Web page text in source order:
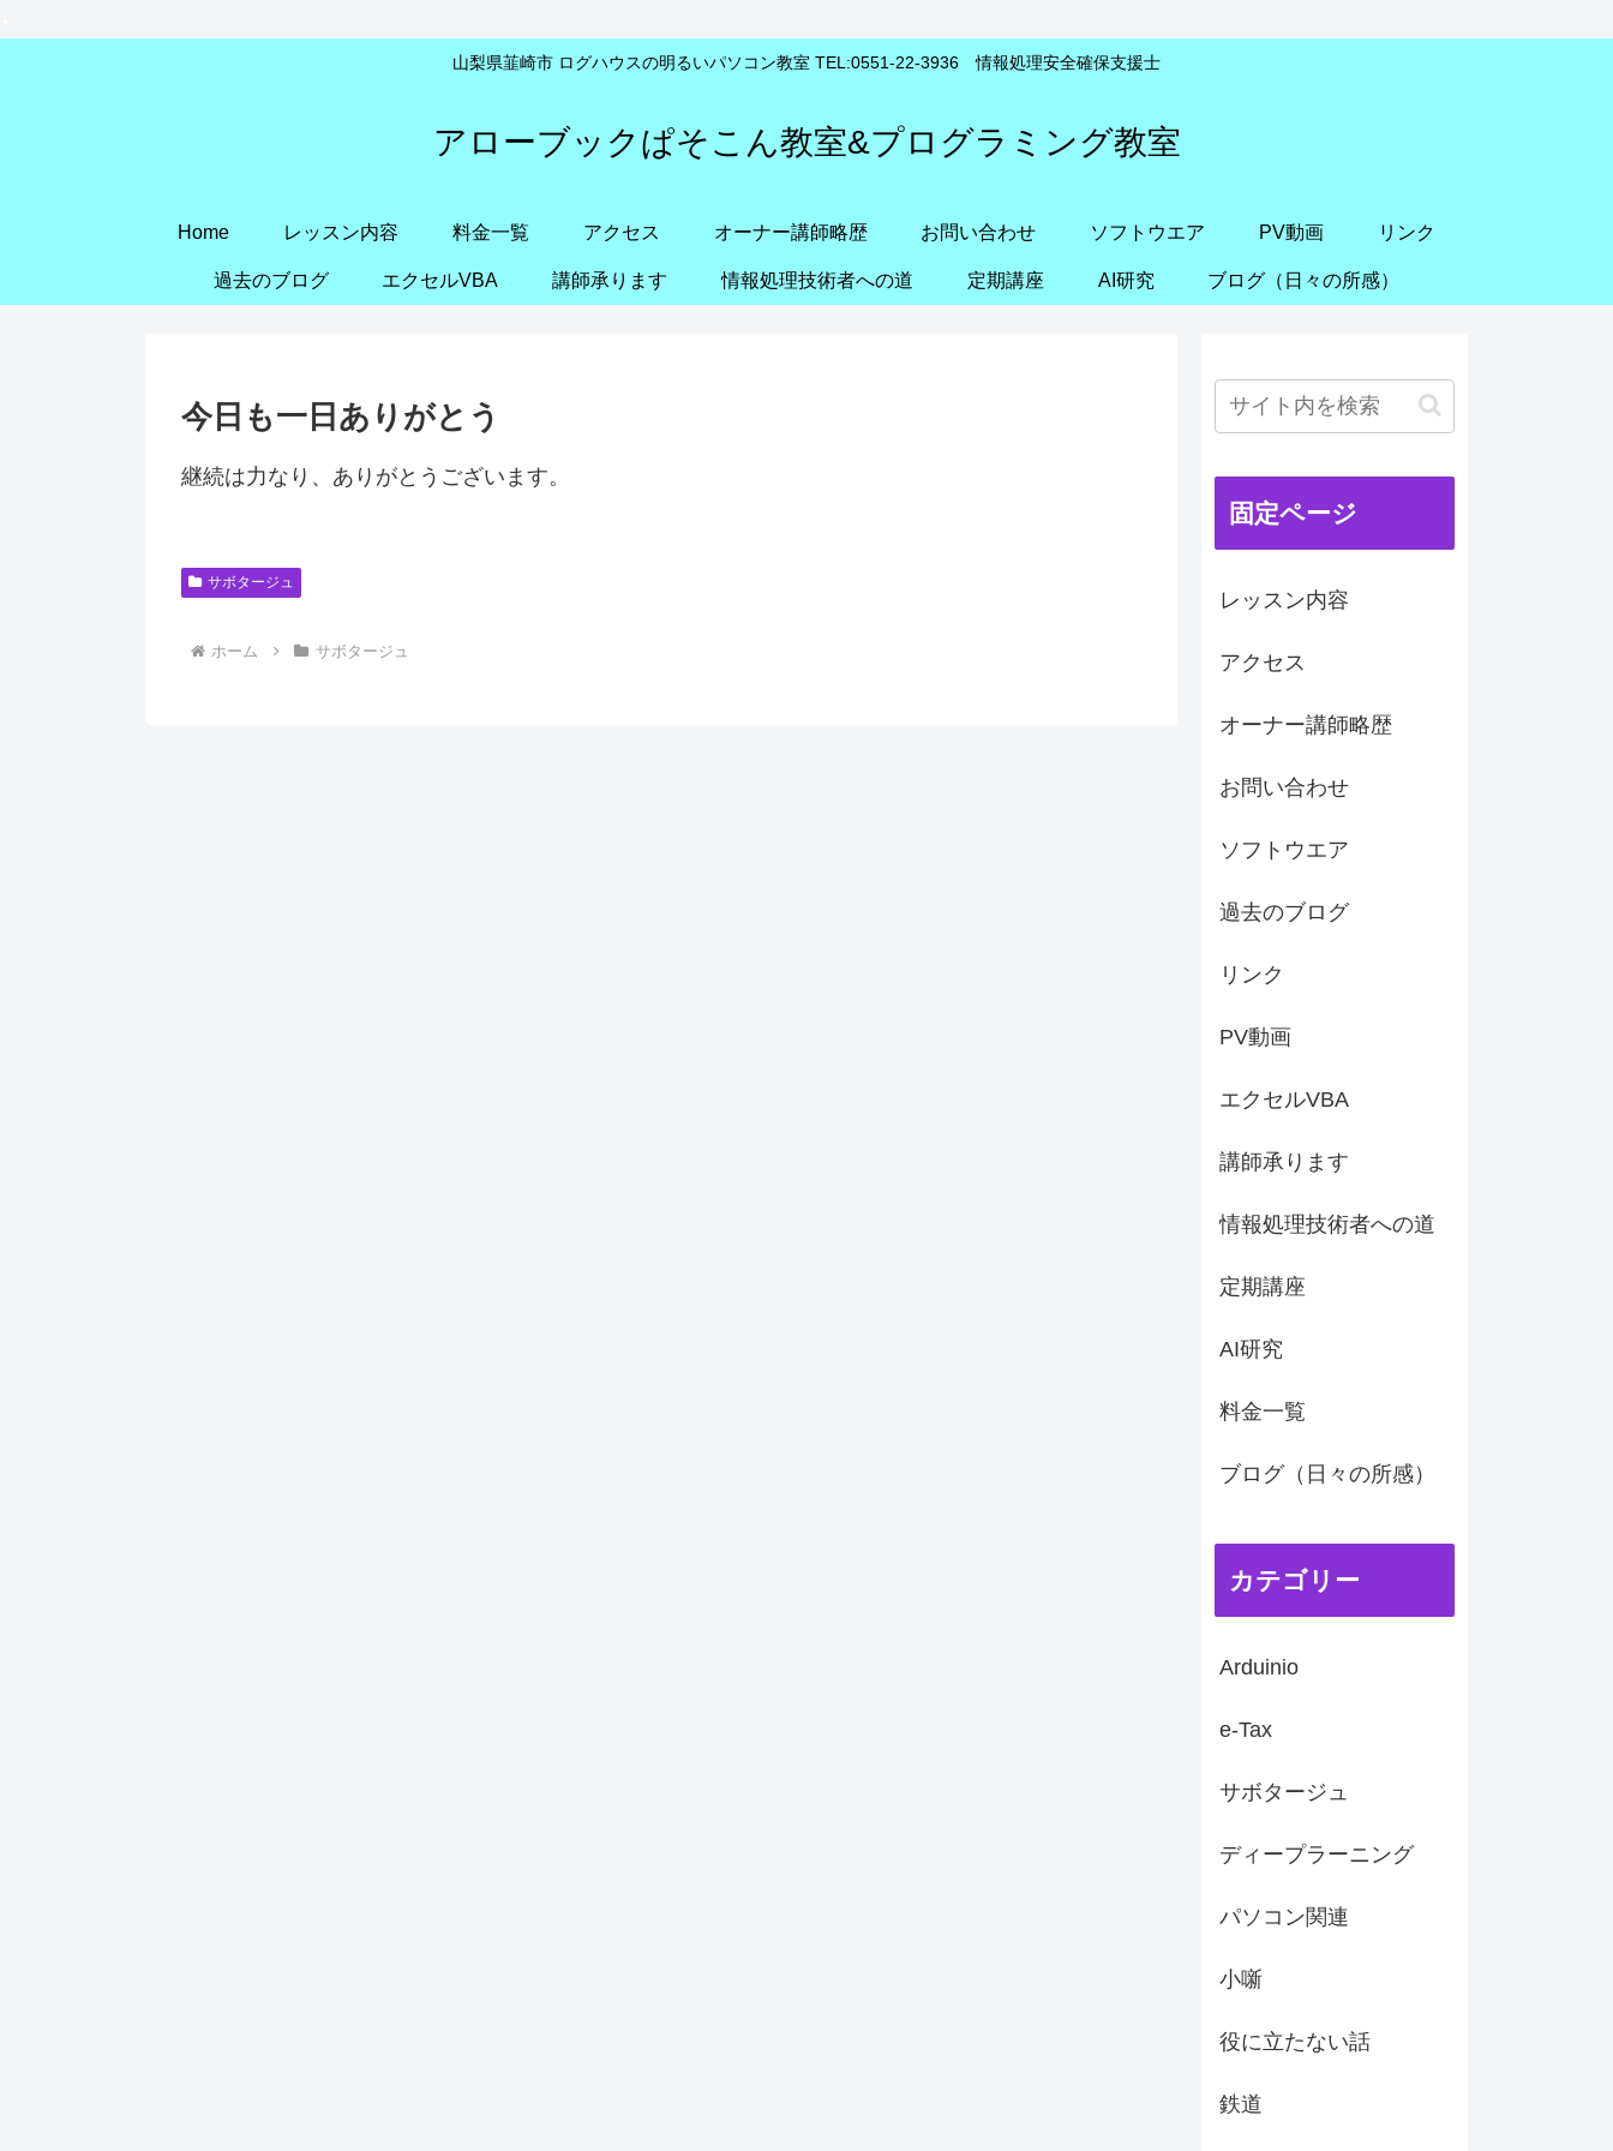
山梨県韮崎市 ログハウスの明るいパソコン教室 TEL:0551-22-3936 情報処理安全確保支援士
アローブックぱそこん教室&プログラミング教室
Home レッスン内容 料金一覧 アクセス オーナー講師略歴 お問い合わせ ソフトウエア PV動画 リンク
過去のブログ エクセルVBA 講師承ります 情報処理技術者への道 定期講座 AI研究 ブログ（日々の所感）
今日も一日ありがとう
継続は力なり、ありがとうございます。
サボタージュ
ホーム サボタージュ
固定ページ
レッスン内容
アクセス
オーナー講師略歴
お問い合わせ
ソフトウエア
過去のブログ
リンク
PV動画
エクセルVBA
講師承ります
情報処理技術者への道
定期講座
AI研究
料金一覧
ブログ（日々の所感）
カテゴリー
Arduinio
e-Tax
サボタージュ
ディープラーニング
パソコン関連
小噺
役に立たない話
鉄道